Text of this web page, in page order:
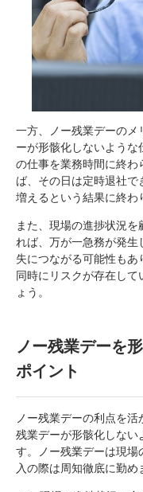
一方、ノー残業デーの
ーが形骸化しないよう
の仕事を業務時間に終
ば、その日は定時退社
増えるという結果に終わ
また、現場の進捗状況
れば、万が一急務が発生
失につながる可能性もあ
同時にリスクが存在して
ょう。
ノー残業デーを
ポイント
ノー残業デーの利点を
残業デーが形骸化しない
す。ノー残業デーは現
入の際は周知徹底に勤め